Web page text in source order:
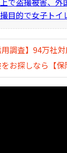
目的で女子トイ
用調査】94万社
お探しなら【